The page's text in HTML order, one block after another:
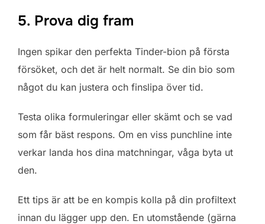
5. Prova dig fram
Ingen spikar den perfekta Tinder-bion på första
försöket, och det är helt normalt. Se din bio som
något du kan justera och finslipa över tid.
Testa olika formuleringar eller skämt och se vad
som får bäst respons. Om en viss punchline inte
verkar landa hos dina matchningar, våga byta ut
den.
Ett tips är att be en kompis kolla på din profiltext
innan du lägger upp den. En utomstående (gärna